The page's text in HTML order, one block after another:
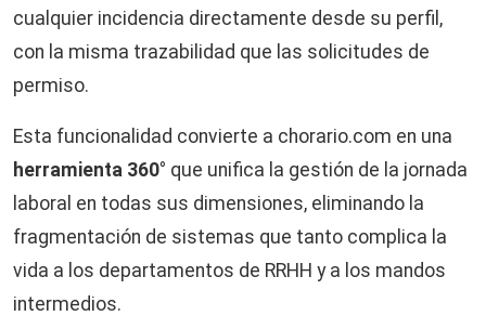
cualquier incidencia directamente desde su perfil,
con la misma trazabilidad que las solicitudes de
permiso.
Esta funcionalidad convierte a chorario.com en una
herramienta 360° que unifica la gestión de la jornada
laboral en todas sus dimensiones, eliminando la
fragmentación de sistemas que tanto complica la
vida a los departamentos de RRHH y a los mandos
intermedios.